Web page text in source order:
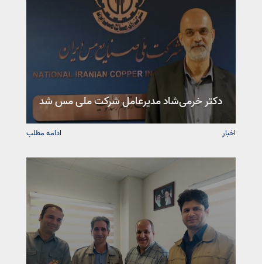
دکتر خرمی‌شاد مدیرعامل شرکت ملی مس شد
اخبار ادامه مطلب